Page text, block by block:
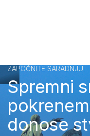
ZAPOČNITE SARADNJU
Spremni
donose